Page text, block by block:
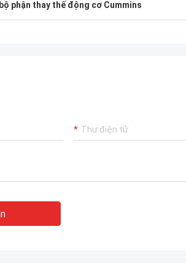
phận thay thế động cơ Cummins